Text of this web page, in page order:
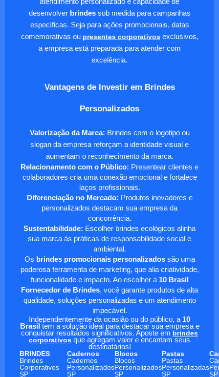
desenvolver brindessob medida para campanhas
específicas. Seja para ações promocionais, datas
comemorativas ou presentes corporativosexclusivos,
a empresa está preparada para atender com
excelência.
Vantagens de Investir em Brindes
Personalizados
Valorização da Marca: Brindes com o logotipo ou
slogan da empresa reforçam a identidade visual e
aumentam o reconhecimento da marca.
Relacionamento com o Público: Presentear clientes e
colaboradores cria uma conexão emocional e fortalece
laços profissionais.
Diferenciação no Mercado: Produtos inovadores e
personalizados destacam sua empresa da
concorrência.
Sustentabilidade: Escolher brindes ecológicos alinha
sua marca às práticas de responsabilidade social e
ambiental.
Os brindes promocionais personalizadossão uma
poderosa ferramenta de marketing, que alia criatividade,
funcionalidade e impacto. Ao escolher a 10 Brasil
Fornecedor de Brindes, você garante produtos de alta
qualidade, soluções personalizadas e um atendimento
impecável.
Independentemente da ocasião ou do público, a 10
Brasil tem a solução ideal para destacar sua empresa e
conquistar resultados significativos. Aposte em brindes
corporativos que agregam valor e encantam seus
destinatários!
BRINDES
Cadernos Blocos Pastas
Brindes
Corporativos
SP
Cadernos
Personalizados
SP
Blocos
Personalizados
SP
Pastas
Personalizadas
SP
SP